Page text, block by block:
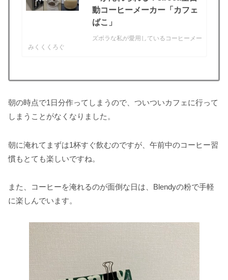
動コーヒーメーカー「カフェ
ばこ」
ズボラな私が愛用しているコーヒーメー
みくくくろぐ
朝の時点で1日分作ってしまうので、ついついカフェに行って
しまうことがなくなりました。
朝に淹れてまずは1杯すぐ飲むのですが、午前中のコーヒー習
慣もとても楽しいですね。
また、コーヒーを淹れるのが面倒な日は、Blendyの粉で手軽
に楽しんでいます。